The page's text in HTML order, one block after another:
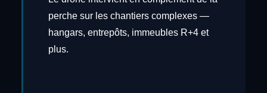
perche sur les chantiers complexes —
hangars, entrepôts, immeubles R+4 et
plus.